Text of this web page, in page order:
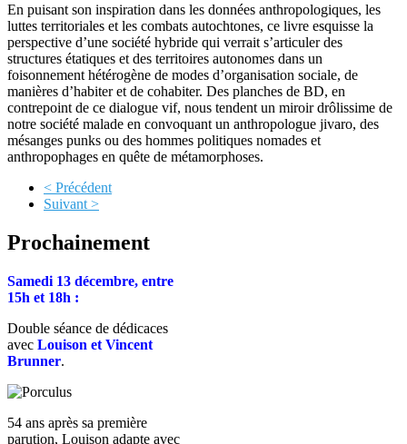
En puisant son inspiration dans les données anthropologiques, les
luttes territoriales et les combats autochtones, ce livre esquisse la
perspective d’une société hybride qui verrait s’articuler des
structures étatiques et des territoires autonomes dans un
foisonnement hétérogène de modes d’organisation sociale, de
manières d’habiter et de cohabiter. Des planches de BD, en
contrepoint de ce dialogue vif, nous tendent un miroir drôlissime de
notre société malade en convoquant un anthropologue jivaro, des
mésanges punks ou des hommes politiques nomades et
anthropophages en quête de métamorphoses.
< Précédent
Suivant >
Prochainement
Samedi 13 décembre, entre
15h et 18h :
Double séance de dédicaces
avec Louison et Vincent
Brunner.
54 ans après sa première
parution, Louison adapte avec